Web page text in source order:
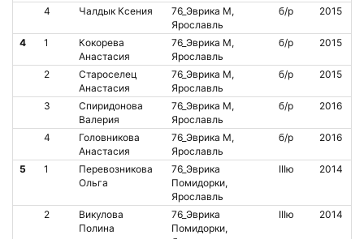
4 Чалдык Ксения
76_Эврика М,
Ярославль
б/р 2015
4 1
Кокорева
Анастасия
76_Эврика М,
Ярославль
б/р 2015
2
Староселец
Анастасия
76_Эврика М,
Ярославль
б/р 2015
3
Спиридонова
Валерия
76_Эврика М,
Ярославль
б/р 2016
4
Головникова
Анастасия
76_Эврика М,
Ярославль
б/р 2016
5 1
Перевозникова
Ольга
76_Эврика
Помидорки,
Ярославль
IIIю 2014
2
Викулова
Полина
76_Эврика
Помидорки,
IIIю 2014